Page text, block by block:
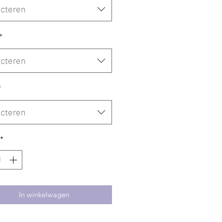
*
In winkelwagen